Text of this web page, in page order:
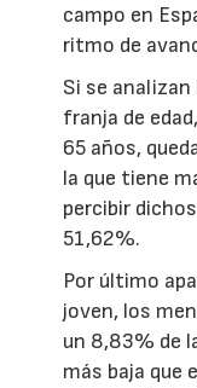
campo en
ritmo de
Si se
franja de
65 años,
la que tiene
percibir
51,62%.
Por último
joven, los
un 8,83% de
más baja que